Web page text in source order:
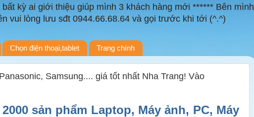
kỳ ai giới thiệu giúp mình 3 khách hàng mới ****** Bên mình
vui lòng lưu sđt 0944.66.68.64 và gọi trước khi tới (^.^)
Chọn điện thoại,tablet Trang chính
Samsung.... giá tốt nhất Nha Trang! Vào
sản phẩm Laptop, Máy ảnh, PC, Máy